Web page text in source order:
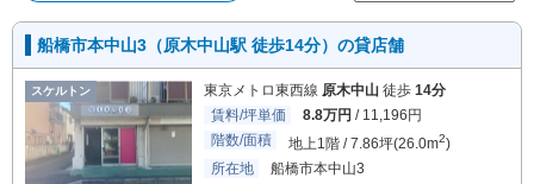
船橋市本中山3（原木中山駅 徒歩14分）の貸店舗
スケルトン 東京メトロ東西線 原木中山 徒歩 14分
賃料/坪単価
8.8万円 / 11,196円
階数/面積
地上1階 / 7.86坪(26.0m2)
所在地
船橋市本中山3